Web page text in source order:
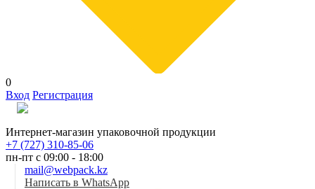
0
Вход Регистрация
Интернет-магазин упаковочной продукции
+7 (727) 310-85-06
пн-пт с 09:00 - 18:00
mail@webpack.kz
Написать в WhatsApp